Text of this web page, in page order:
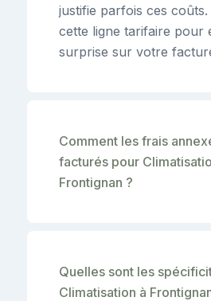
justifie parfois ces
cette ligne tarifaire pour
surprise sur votre
Comment les frais
facturés pour
Frontignan ?
Quelles sont les
Climatisation à